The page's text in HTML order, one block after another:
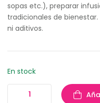
sopas etc.), preparar
tradicionales de
ni aditivos.
En stock